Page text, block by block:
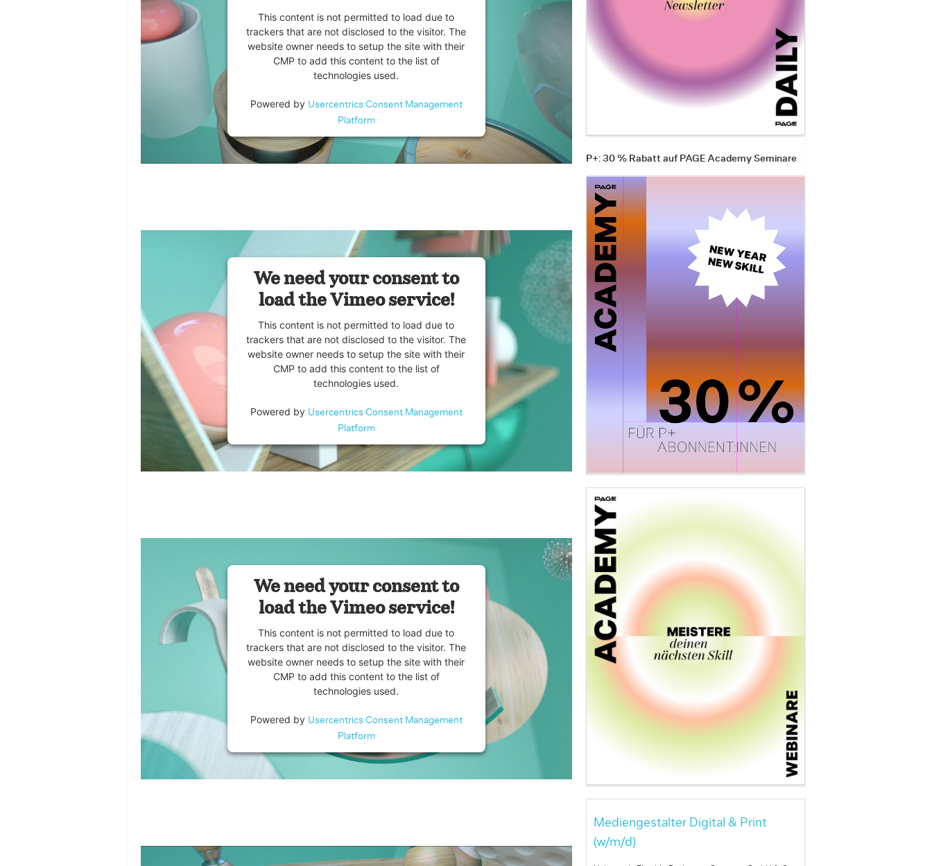
This content is not permitted to load due to
trackers that are not disclosed to the visitor. The
website owner needs to setup the site with their
CMP to add this content to the list of
technologies used.
Powered by Usercentrics Consent Management
Platform
We need your consent to
load the Vimeo service!
This content is not permitted to load due to
trackers that are not disclosed to the visitor. The
website owner needs to setup the site with their
CMP to add this content to the list of
technologies used.
Powered by Usercentrics Consent Management
Platform
We need your consent to
load the Vimeo service!
This content is not permitted to load due to
trackers that are not disclosed to the visitor. The
website owner needs to setup the site with their
CMP to add this content to the list of
technologies used.
Powered by Usercentrics Consent Management
Platform
P+: 30 % Rabatt auf PAGE Academy Seminare
Mediengestalter Digital & Print
(w/m/d)